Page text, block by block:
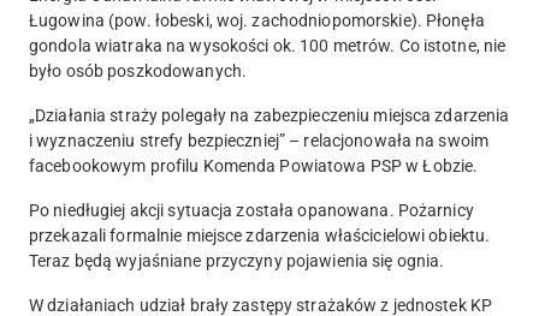
Ługowina (pow. łobeski, woj. zachodniopomorskie). Płonęła
gondola wiatraka na wysokości ok. 100 metrów. Co istotne, nie
było osób poszkodowanych.
„Działania straży polegały na zabezpieczeniu miejsca zdarzenia
i wyznaczeniu strefy bezpieczniej” – relacjonowała na swoim
facebookowym profilu Komenda Powiatowa PSP w Łobzie.
Po niedługiej akcji sytuacja została opanowana. Pożarnicy
przekazali formalnie miejsce zdarzenia właścicielowi obiektu.
Teraz będą wyjaśniane przyczyny pojawienia się ognia.
W działaniach udział brały zastępy strażaków z jednostek KP